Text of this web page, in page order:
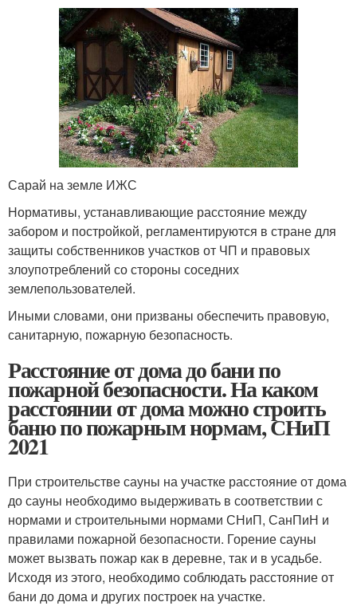
Сарай на земле ИЖС
Нормативы, устанавливающие расстояние между
забором и постройкой, регламентируются в стране для
защиты собственников участков от ЧП и правовых
злоупотреблений со стороны соседних
землепользователей.
Иными словами, они призваны обеспечить правовую,
санитарную, пожарную безопасность.
Расстояние от дома до бани по
пожарной безопасности. На каком
расстоянии от дома можно строить
баню по пожарным нормам, СНиП
2021
При строительстве сауны на участке расстояние от дома
до сауны необходимо выдерживать в соответствии с
нормами и строительными нормами СНиП, СанПиН и
правилами пожарной безопасности. Горение сауны
может вызвать пожар как в деревне, так и в усадьбе.
Исходя из этого, необходимо соблюдать расстояние от
бани до дома и других построек на участке.